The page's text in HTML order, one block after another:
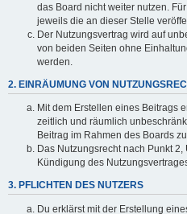
das Board nicht weiter nutzen.
jeweils die an dieser Stelle
Der Nutzungsvertrag wird auf
von beiden Seiten ohne
werden.
2. EINRÄUMUNG VON
Mit dem Erstellen eines Beitrags
zeitlich und räumlich
Beitrag im Rahmen des Boards
Das Nutzungsrecht nach Punkt
Kündigung des
3. PFLICHTEN DES NUTZERS
Du erklärst mit der Erstellung